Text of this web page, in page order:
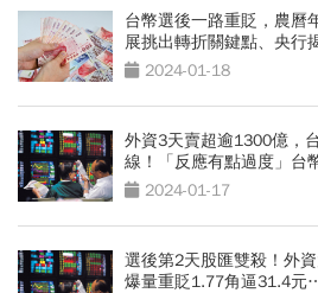
台幣選後一路重貶，農曆
展挑出轉折關鍵點、央行
2024-01-18
外資3天賣超逾1300億，
線！「反應有點過度」台
2024-01-17
選後第2天股匯雙殺！外
爆量重貶1.77角逼31.4元